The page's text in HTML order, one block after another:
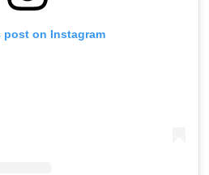
post on Instagram